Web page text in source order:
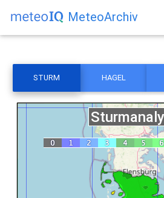
MeteoArchiv
STURM HAGEL